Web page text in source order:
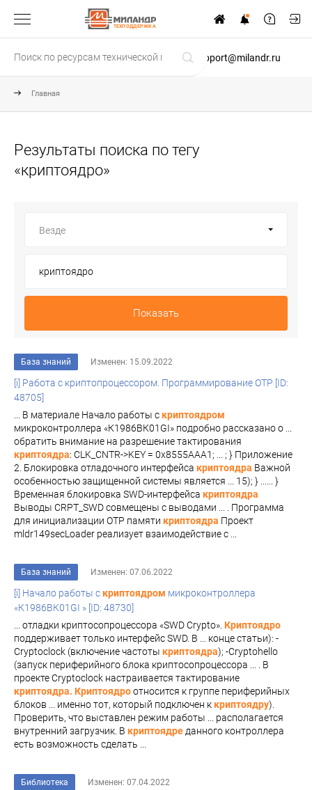
ТЕХПОДДЕРЖКА
support@milandr.ru
Главная
Результаты поиска по тегу
«криптоядро»
Везде
Показать
База знаний Изменен: 15.09.2022
[i] Работа с криптопроцессором. Программирование OTP [ID:
48705]
... В материале Начало работы скриптоядром
микроконтроллера «К1986ВК01GI» подробно рассказано о ...
обратить внимание на разрешение тактирования
криптоядра: CLK_CNTR->KEY = 0x8555AAA1; ... ; } Приложение
2. Блокировка отладочного интерфейса криптоядра Важной
особенностью защищенной системы является ... 15); } ...... }
Временная блокировка SWD-интерфейса криптоядра
Выводы CRPT_SWD совмещены с выводами ... . Программа
для инициализации OTP памяти криптоядра Проект
mldr149secLoader реализует взаимодействие с ...
База знаний Изменен: 07.06.2022
[i] Начало работы скриптоядром микроконтроллера
«К1986ВК01GI » [ID: 48730]
... отладки криптосопроцессора «SWD Crypto». Криптоядро
поддерживает только интерфейс SWD. В ... конце статьи): -
Cryptoclock (включение частоты криптоядра); -Cryptohello
(запуск периферийного блока криптосопроцессора ... . В
проекте Cryptoclock настраивается тактирование
криптоядра. Криптоядроотносится к группе периферийных
блоков ... именно тот, который подключен ккриптоядру).
Проверить, что выставлен режим работы ... располагается
внутренний загрузчик. В криптоядре данного контроллера
есть возможность сделать ...
Библиотека Изменен: 07.04.2022